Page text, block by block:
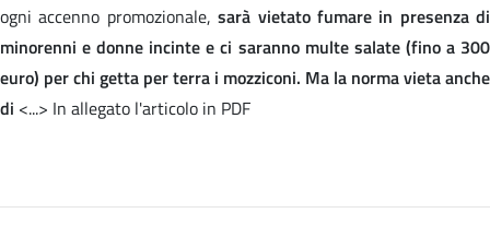
ogni accenno promozionale,sarà vietato fumare in presenza di
minorenni e donne incinte e ci saranno multe salate (fino a 300
euro) per chi getta per terra i mozziconi. Ma la norma vieta anche
di <...> In allegato l'articolo in PDF